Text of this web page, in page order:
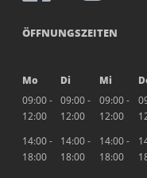
ÖFFNUNGSZEITEN
Mo Di Mi
09:00 -
12:00
09:00 -
12:00
09:00 -
12:00
14:00 -
18:00
14:00 -
18:00
14:00 -
18:00